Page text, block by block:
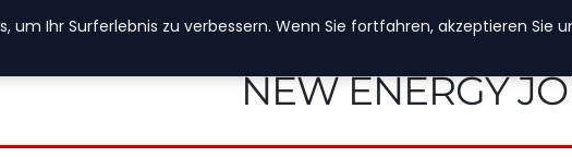
NEW ENERGY
um Ihr Surferlebnis zu verbessern. Wenn Sie fortfahren, akzeptieren Sie